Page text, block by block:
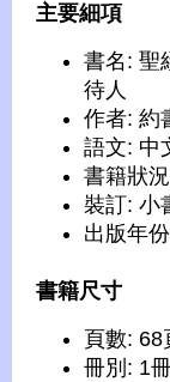
主要細項
書名: 聖
待人
作者: 約
語文: 中
書籍狀
裝訂: 小
出版年
書籍尺寸
頁數: 68
冊別: 1